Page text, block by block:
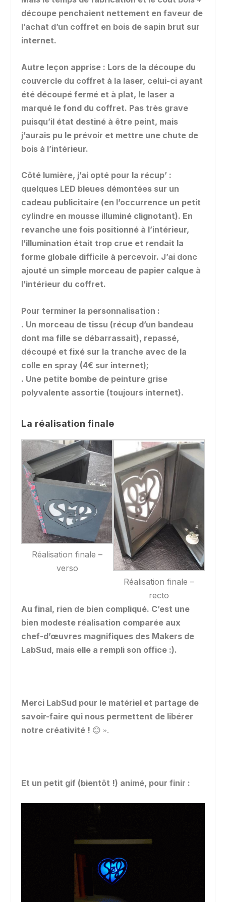
découpe penchaient nettement en faveur de
l’achat d’un coffret en bois de sapin brut sur
internet.
Autre leçon apprise : Lors de la découpe du
couvercle du coffret à la laser, celui-ci ayant
été découpé fermé et à plat, le laser a
marqué le fond du coffret. Pas très grave
puisqu’il état destiné à être peint, mais
j’aurais pu le prévoir et mettre une chute de
bois à l’intérieur.
Côté lumière, j’ai opté pour la récup’ :
quelques LED bleues démontées sur un
cadeau publicitaire (en l’occurrence un petit
cylindre en mousse illuminé clignotant). En
revanche une fois positionné à l’intérieur,
l’illumination était trop crue et rendait la
forme globale difficile à percevoir. J’ai donc
ajouté un simple morceau de papier calque à
l’intérieur du coffret.
Pour terminer la personnalisation :
. Un morceau de tissu (récup d’un bandeau
dont ma fille se débarrassait), repassé,
découpé et fixé sur la tranche avec de la
colle en spray (4€ sur internet);
. Une petite bombe de peinture grise
polyvalente assortie (toujours internet).
La réalisation finale
Réalisation finale –
verso
Réalisation finale –
recto
Au final, rien de bien compliqué. C’est une
bien modeste réalisation comparée aux
chef-d’œuvres magnifiques des Makers de
LabSud, mais elle a rempli son office :).
Merci LabSud pour le matériel et partage de
savoir-faire qui nous permettent de libérer
notre créativité ! 😊 ».
Et un petit gif (bientôt !) animé, pour finir :